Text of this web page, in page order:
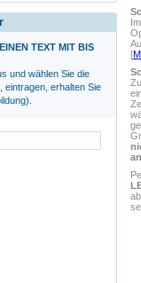
[
TEXT MIT BIS
und wählen Sie die
, eintragen, erhalten Sie